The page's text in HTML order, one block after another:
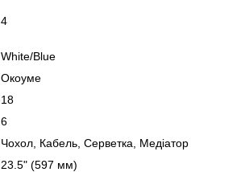
4
White/Blue
Окоуме
18
6
Чохол, Кабель, Серветка, Медіатор
23.5" (597 мм)